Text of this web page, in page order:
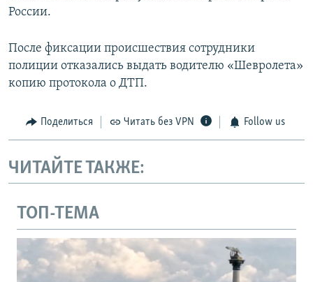
России.
После фиксации происшествия сотрудники
полиции отказались выдать водителю «Шевролета»
копию протокола о ДТП.
Поделиться Читать без VPN Follow us
ЧИТАЙТЕ ТАКЖЕ:
ТОП-ТЕМА